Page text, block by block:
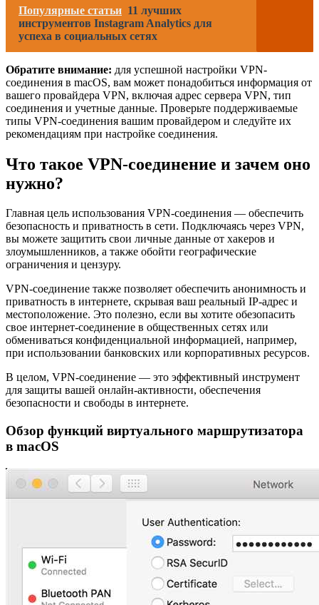
Популярные статьи 11 лучших
инструментов Instagram Analytics для
успеха в социальных сетях
Обратите внимание: для успешной настройки VPN-
соединения в macOS, вам может понадобиться информация от
вашего провайдера VPN, включая адрес сервера VPN, тип
соединения и учетные данные. Проверьте поддерживаемые
типы VPN-соединения вашим провайдером и следуйте их
рекомендациям при настройке соединения.
Что такое VPN-соединение и зачем оно
нужно?
Главная цель использования VPN-соединения — обеспечить
безопасность и приватность в сети. Подключаясь через VPN,
вы можете защитить свои личные данные от хакеров и
злоумышленников, а также обойти географические
ограничения и цензуру.
VPN-соединение также позволяет обеспечить анонимность и
приватность в интернете, скрывая ваш реальный IP-адрес и
местоположение. Это полезно, если вы хотите обезопасить
свое интернет-соединение в общественных сетях или
обмениваться конфиденциальной информацией, например,
при использовании банковских или корпоративных ресурсов.
В целом, VPN-соединение — это эффективный инструмент
для защиты вашей онлайн-активности, обеспечения
безопасности и свободы в интернете.
Обзор функций виртуального маршрутизатора
в macOS